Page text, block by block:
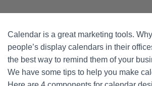
Calendar is a great marketing tools.
people’s display calendars in their
the best way to remind them of your
We have some tips to help you make